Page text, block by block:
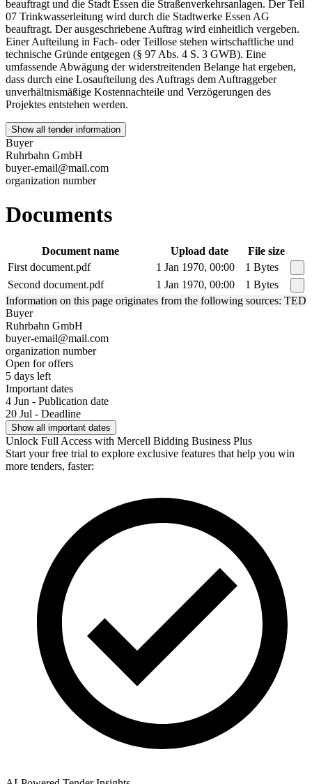
beauftragt und die Stadt Essen die Straßenverkehrsanlagen. Der Teil
07 Trinkwasserleitung wird durch die Stadtwerke Essen AG
beauftragt. Der ausgeschriebene Auftrag wird einheitlich vergeben.
Einer Aufteilung in Fach- oder Teillose stehen wirtschaftliche und
technische Gründe entgegen (§ 97 Abs. 4 S. 3 GWB). Eine
umfassende Abwägung der widerstreitenden Belange hat ergeben,
dass durch eine Losaufteilung des Auftrags dem Auftraggeber
unverhältnismäßige Kostennachteile und Verzögerungen des
Projektes entstehen werden.
Show all tender information
Buyer
Ruhrbahn GmbH
buyer-email@mail.com
organization number
Documents
Document name Upload date
File size
First document.pdf
1 Jan 1970, 00:00
1 Bytes
Second document.pdf
1 Jan 1970, 00:00
1 Bytes
Information on this page originates from the following sources: TED
Buyer
Ruhrbahn GmbH
buyer-email@mail.com
organization number
Open for offers
5 days left
Important dates
4 Jun - Publication date
20 Jul - Deadline
Show all important dates
Unlock Full Access with Mercell Bidding Business Plus
Start your free trial to explore exclusive features that help you win
more tenders, faster: